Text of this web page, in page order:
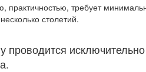
практичностью, требует
столетий.
проводится